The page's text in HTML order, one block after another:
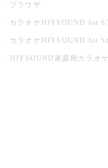
ブラウザ
カラオケJOYSOUND for
カラオケJOYSOUND for
JOYSOUND家庭用カラオ